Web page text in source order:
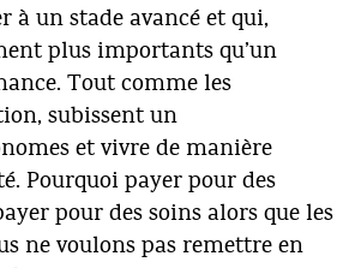
à un stade avancé et qui,
plus importants qu’un
Tout comme les
subissent un
et vivre de manière
Pourquoi payer pour des
pour des soins alors que les
ne voulons pas remettre en